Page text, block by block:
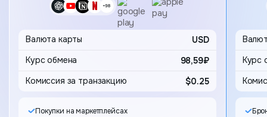
Валюта карты
USD
98,59₽
Комиссия за транзакцию $0.25
Покупки на маркетплейсах